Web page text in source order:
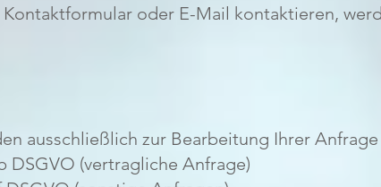
Kontaktformular oder E-Mail kontaktieren,
ausschließlich zur Bearbeitung Ihrer
DSGVO (vertragliche Anfrage)